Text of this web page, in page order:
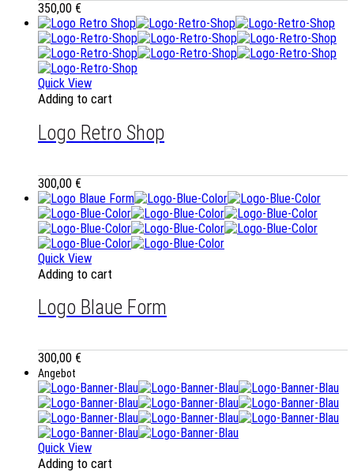
350,00 €
Quick View
Adding to cart
Logo Retro Shop
300,00 €
Quick View
Adding to cart
Logo Blaue Form
300,00 €
Angebot
Quick View
Adding to cart